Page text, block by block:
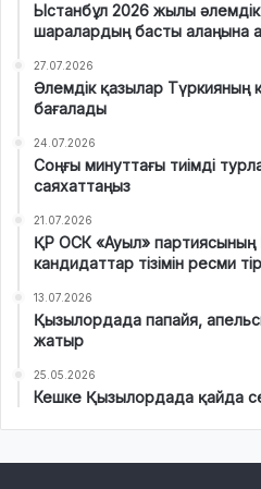
Ыстанбұл 2026 жылы
шаралардың басты алаңына
27.07.2026
Әлемдік қазылар
бағалады
24.07.2026
Соңғы минуттағы тиімді
саяхаттаңыз
21.07.2026
ҚР ОСК «Ауыл»
кандидаттар тізімін ресми
13.07.2026
Қызылордада папайя,
жатыр
25.05.2026
Кешке Қызылордада қайда